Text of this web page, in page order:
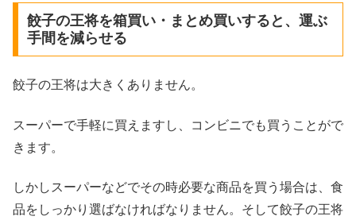
餃子の王将を箱買い・まとめ買いすると、運ぶ
手間を減らせる
餃子の王将は大きくありません。
スーパーで手軽に買えますし、コンビニでも買うことがで
きます。
しかしスーパーなどでその時必要な商品を買う場合は、食
品をしっかり選ばなければなりません。そして餃子の王将